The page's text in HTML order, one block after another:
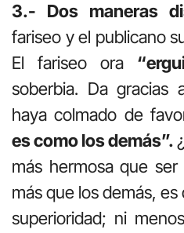
3.- Dos maneras
fariseo y el publicano
El fariseo ora
soberbia. Da
haya colmado de
es como los demás”.
más hermosa que
más que los demás,
superioridad; ni